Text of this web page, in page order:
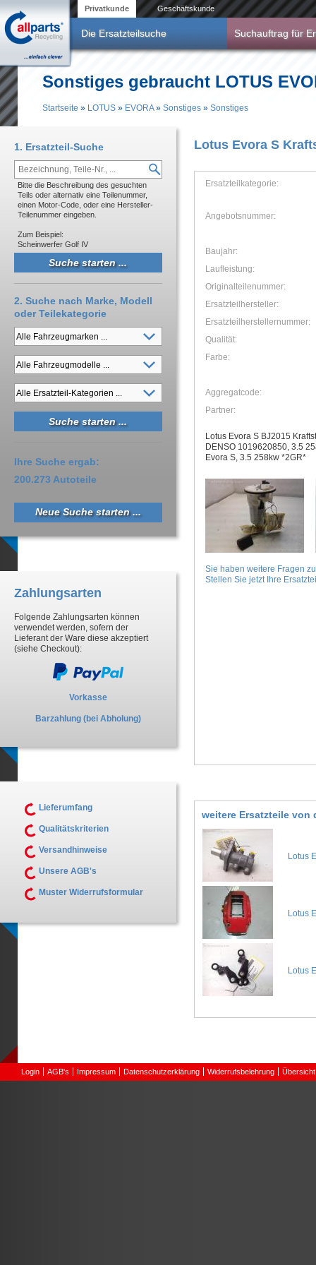
Privatkunde Geschäftskunde
Die Ersatzteilsuche Suchauftrag für
Sonstiges gebraucht LOTUS
Startseite » LOTUS » EVORA» Sonstiges » Sonstiges
Lotus Evora S
Ersatzteilkategorie:
Angebotsnummer:
Baujahr:
Laufleistung:
Originalteilenummer:
Ersatzteilhersteller:
Ersatzteilherstellernummer:
Qualität:
Farbe:
Aggregatcode:
Partner:
Lotus Evora S BJ2015
DENSO 1019620850, 3.5
Evora S, 3.5 258kw *2GR*
Sie haben weitere Fragen
Stellen Sie jetzt Ihre
weitere Ersatzteile von
Lotus
Lotus
Lotus
1. Ersatzteil-Suche
Bitte die Beschreibung des gesuchten
Teils oder alternativ eine Teilenummer,
einen Motor-Code, oder eine Hersteller-
Teilenummer eingeben.
Zum Beispiel:
Scheinwerfer Golf IV
2. Suche nach Marke, Modell
oder Teilekategorie
Ihre Suche ergab:
200.273 Autoteile
Neue Suche starten ...
Zahlungsarten
Folgende Zahlungsarten können
verwendet werden, sofern der
Lieferant der Ware diese akzeptiert
(siehe Checkout):
Vorkasse
Barzahlung (bei Abholung)
Lieferumfang
Qualitätskriterien
Versandhinweise
Unsere AGB's
Muster Widerrufsformular
Login AGB's Impressum Datenschutzerklärung Widerrufsbelehrung